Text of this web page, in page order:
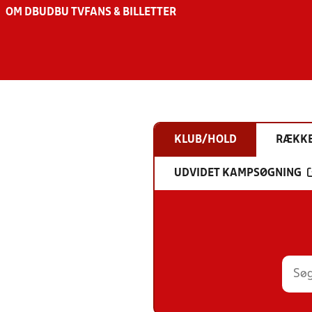
OM DBU DBU TV FANS & BILLETTER
KLUB/HOLD
UDVIDET KAMPSØGNING